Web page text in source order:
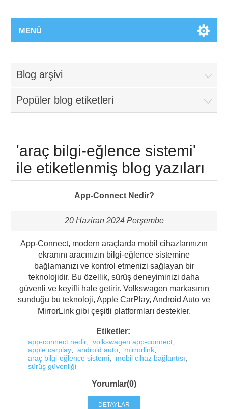
MENÜ
Blog arşivi
Popüler blog etiketleri
'araç bilgi-eğlence sistemi'
ile etiketlenmiş blog yazıları
App-Connect Nedir?
20 Haziran 2024 Perşembe
App-Connect, modern araçlarda mobil cihazlarınızın
ekranını aracınızın bilgi-eğlence sistemine
bağlamanızı ve kontrol etmenizi sağlayan bir
teknolojidir. Bu özellik, sürüş deneyiminizi daha
güvenli ve keyifli hale getirir. Volkswagen markasının
sunduğu bu teknoloji, Apple CarPlay, Android Auto ve
MirrorLink gibi çeşitli platformları destekler.
Etiketler:
app-connect nedir volkswagen app-connect
apple carplay
android auto mirrorlink
araç bilgi-eğlence sistemi
mobil cihaz bağlantısı
sürüş güvenliği
Yorumlar(0)
DETAYLAR